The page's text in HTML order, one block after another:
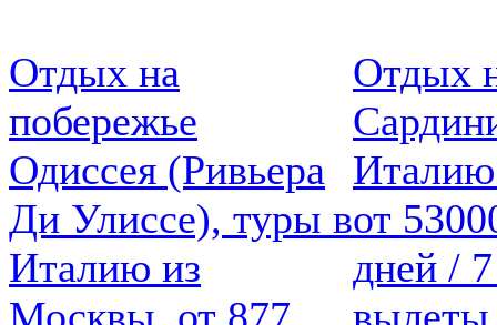
Отдых на
побережье
Одиссея (Ривьера
Ди Улиссе), туры в
Италию из
Отдых
от
дней /